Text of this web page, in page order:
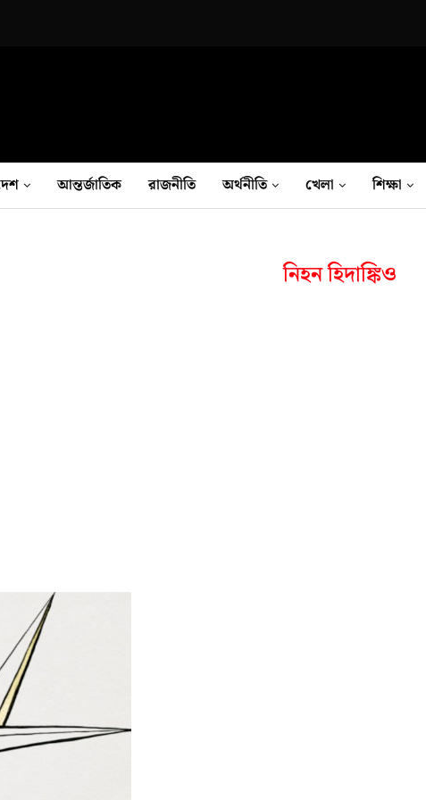
আন্তর্জাতিক রাজনীতি অর্থনীতি খেলা শিক্ষা
নিহন হিদাঙ্কিও